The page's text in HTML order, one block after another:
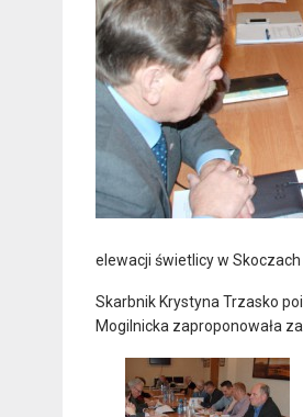
elewacji świetlicy w
Skarbnik Krystyna Trzasko
Mogilnicka zaproponowała